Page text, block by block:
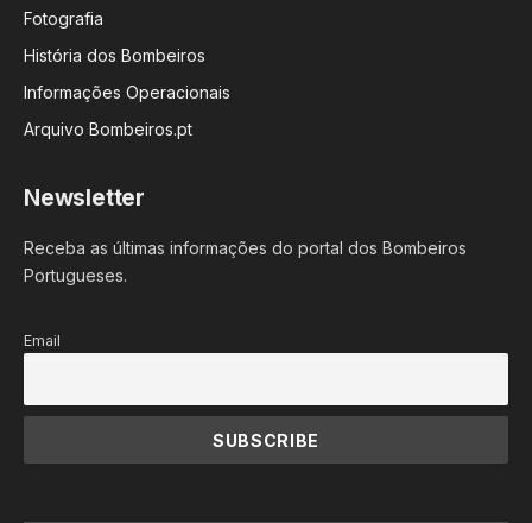
Fotografia
História dos Bombeiros
Informações Operacionais
Arquivo Bombeiros.pt
Newsletter
Receba as últimas informações do portal dos Bombeiros
Portugueses.
Email